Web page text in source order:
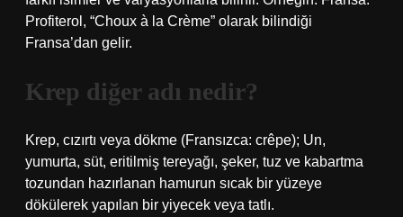
Profiterol, “Choux à la Crème” olarak bilindiği
Fransa’dan gelir.
Krep diğer adı nedir?
Krep, cızırtı veya dökme (Fransızca: crêpe); Un,
yumurta, süt, eritilmiş tereyağı, şeker, tuz ve kabartma
tozundan hazırlanan hamurun sıcak bir yüzeye
dökülerek yapılan bir yiyecek veya tatlı.